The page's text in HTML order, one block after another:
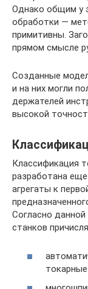
Однако общим у
обработки —
примитивны.
прямом смысле
Созданные
и на них могли
держателей
высокой
Классификация
разработана
агрегаты к
Согласно
станков